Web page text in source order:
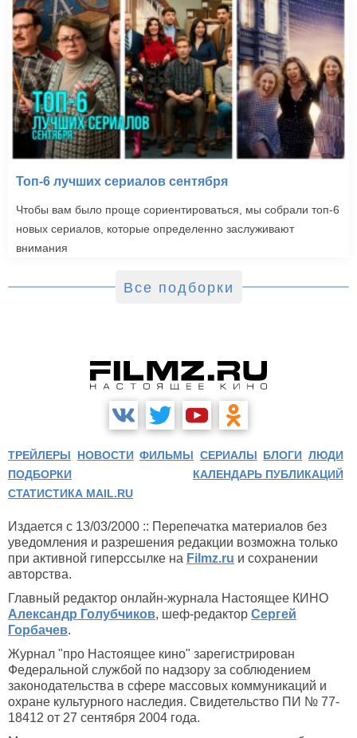
Топ-6 лучших сериалов сентября
Чтобы вам было проще сориентироваться, мы собрали топ-6
новых сериалов, которые определенно заслуживают
внимания
Все подборки
ТРЕЙЛЕРЫ НОВОСТИ ФИЛЬМЫ СЕРИАЛЫ БЛОГИ ЛЮДИ
ПОДБОРКИ
КАЛЕНДАРЬ ПУБЛИКАЦИЙ
СТАТИСТИКА MAIL.RU
Издается с 13/03/2000 :: Перепечатка материалов без
уведомления и разрешения редакции возможна только
при активной гиперссылке на Filmz.ru и сохранении
авторства.
Главный редактор онлайн-журнала Настоящее КИНО
Александр Голубчиков, шеф-редактор Сергей
Горбачев.
Журнал "про Настоящее кино" зарегистрирован
Федеральной службой по надзору за соблюдением
законодательства в сфере массовых коммуникаций и
охране культурного наследия. Свидетельство ПИ № 77-
18412 от 27 сентября 2004 года.